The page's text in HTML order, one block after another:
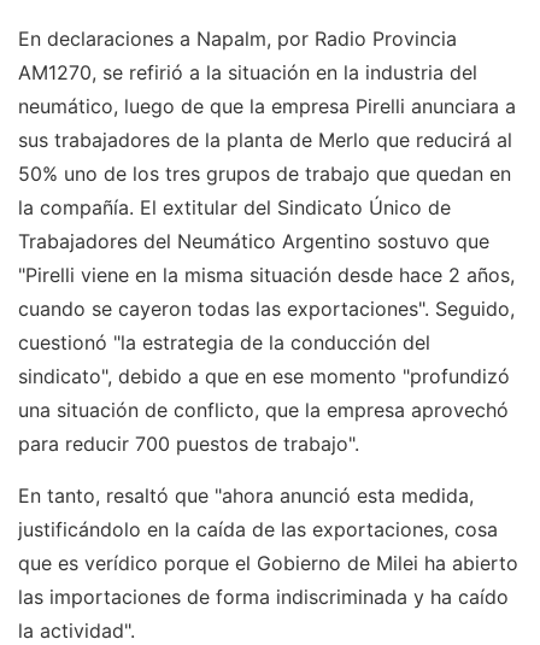
En declaraciones a Napalm, por Radio Provincia
AM1270, se refirió a la situación en la industria del
neumático, luego de que la empresa Pirelli anunciara a
sus trabajadores de la planta de Merlo que reducirá al
50% uno de los tres grupos de trabajo que quedan en
la compañía. El extitular del Sindicato Único de
Trabajadores del Neumático Argentino sostuvo que
"Pirelli viene en la misma situación desde hace 2 años,
cuando se cayeron todas las exportaciones". Seguido,
cuestionó "la estrategia de la conducción del
sindicato", debido a que en ese momento "profundizó
una situación de conflicto, que la empresa aprovechó
para reducir 700 puestos de trabajo".
En tanto, resaltó que "ahora anunció esta medida,
justificándolo en la caída de las exportaciones, cosa
que es verídico porque el Gobierno de Milei ha abierto
las importaciones de forma indiscriminada y ha caído
la actividad".